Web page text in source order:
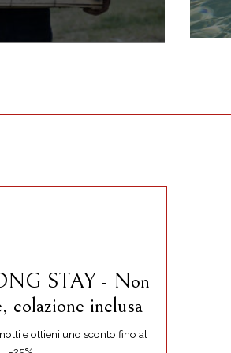
STAY - Non
colazione inclusa
e ottieni uno sconto fino al